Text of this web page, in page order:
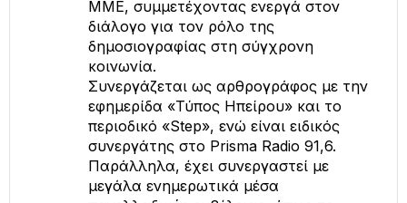
ΜΜΕ, συμμετέχοντας ενεργά στον
διάλογο για τον ρόλο της
δημοσιογραφίας στη σύγχρονη
κοινωνία.
Συνεργάζεται ως αρθρογράφος με την
εφημερίδα «Τύπος Ηπείρου» και το
περιοδικό «Step», ενώ είναι ειδικός
συνεργάτης στο Prisma Radio 91,6.
Παράλληλα, έχει συνεργαστεί με
μεγάλα ενημερωτικά μέσα